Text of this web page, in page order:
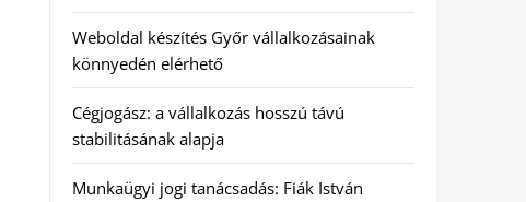
Weboldal készítés Győr vállalkozásainak
könnyedén elérhető
Cégjogász: a vállalkozás hosszú távú
stabilitásának alapja
Munkaügyi jogi tanácsadás: Fiák István